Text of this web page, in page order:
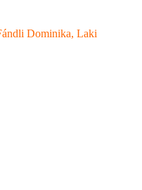
Dominika, Laki